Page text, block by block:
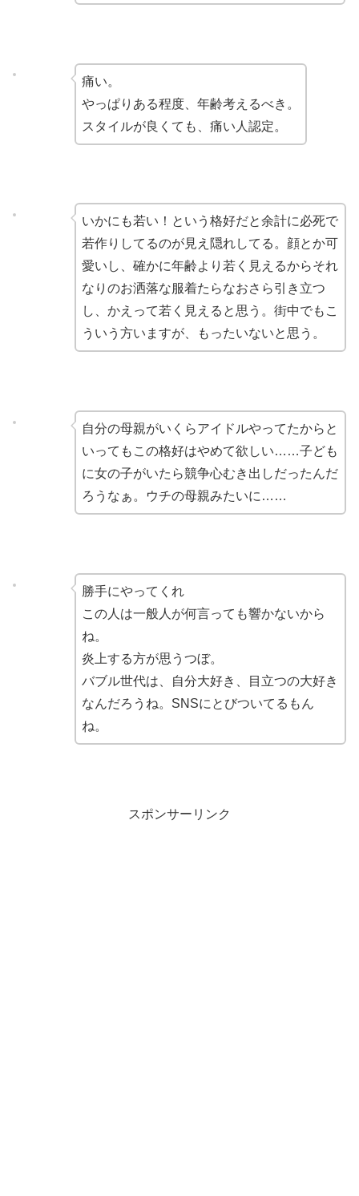
痛い。
やっぱりある程度、年齢考えるべき。
スタイルが良くても、痛い人認定。
いかにも若い！という格好だと余計に必死で
若作りしてるのが見え隠れしてる。顔とか可
愛いし、確かに年齢より若く見えるからそれ
なりのお洒落な服着たらなおさら引き立つ
し、かえって若く見えると思う。街中でもこ
ういう方いますが、もったいないと思う。
自分の母親がいくらアイドルやってたからと
いってもこの格好はやめて欲しい……子ども
に女の子がいたら競争心むき出しだったんだ
ろうなぁ。ウチの母親みたいに……
勝手にやってくれ
この人は一般人が何言っても響かないから
ね。
炎上する方が思うつぼ。
バブル世代は、自分大好き、目立つの大好き
なんだろうね。SNSにとびついてるもん
ね。
スポンサーリンク